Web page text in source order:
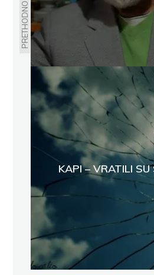
PRETHODNO
KAPI – VRATILI SU